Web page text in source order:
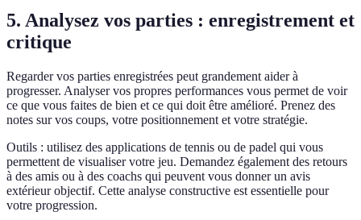
5. Analysez vos parties : enregistrement et
critique
Regarder vos parties enregistrées peut grandement aider à
progresser. Analyser vos propres performances vous permet de voir
ce que vous faites de bien et ce qui doit être amélioré. Prenez des
notes sur vos coups, votre positionnement et votre stratégie.
Outils : utilisez des applications de tennis ou de padel qui vous
permettent de visualiser votre jeu. Demandez également des retours
à des amis ou à des coachs qui peuvent vous donner un avis
extérieur objectif. Cette analyse constructive est essentielle pour
votre progression.